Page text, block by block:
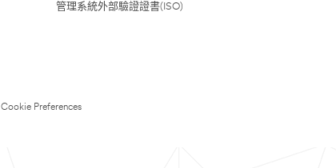
管理系統外部驗證證書(ISO)
Cookie Preferences